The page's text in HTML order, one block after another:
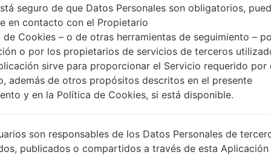
seguro de que Datos Personales son obligatorios,
en contacto con el Propietario
de Cookies – o de otras herramientas de seguimiento –
o por los propietarios de servicios de terceros
sirve para proporcionar el Servicio requerido por
además de otros propósitos descritos en el presente
y en la Política de Cookies, si está disponible.
son responsables de los Datos Personales de
publicados o compartidos a través de esta Aplicación